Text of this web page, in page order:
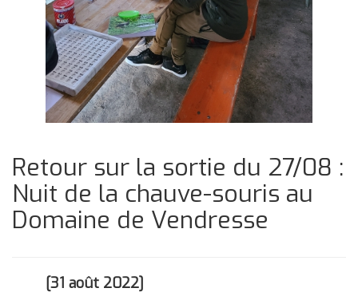
Retour sur la sortie du 27/08 :
Nuit de la chauve-souris au
Domaine de Vendresse
[31 août 2022]